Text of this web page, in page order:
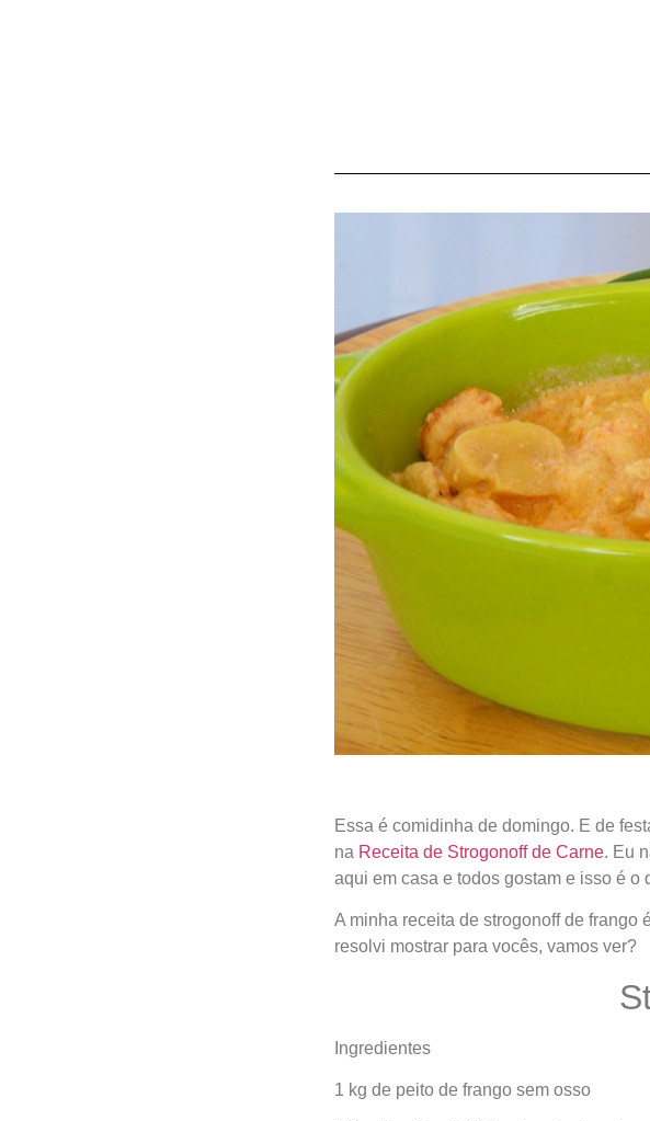
Essa é comidinha de domingo. E de
na Receita de Strogonoff de Carne. Eu
aqui em casa e todos gostam e isso é o
A minha receita de strogonoff de frango
resolvi mostrar para vocês, vamos ver?
Ingredientes
1 kg de peito de frango sem osso